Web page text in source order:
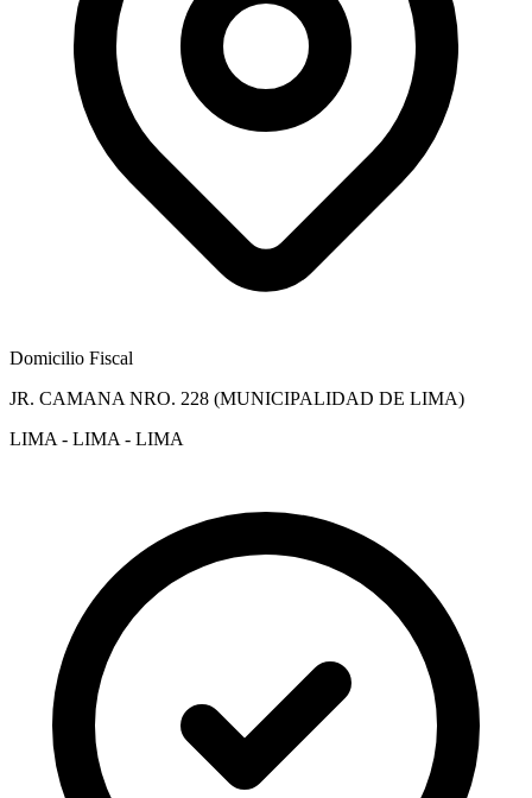
Domicilio Fiscal
JR. CAMANA NRO. 228 (MUNICIPALIDAD DE LIMA)
LIMA - LIMA - LIMA